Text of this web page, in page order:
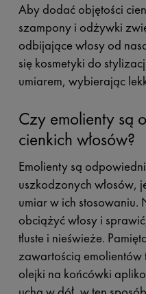
Aby dodać objętości
szampony i odżywki
odbijające włosy od
się kosmetyki do
umiarem, wybierając
Czy emolienty są
cienkich włosów?
Emolienty są
uszkodzonych włosów,
umiar w ich stosowaniu.
obciążyć włosy i
tłuste i nieświeże.
zawartością emolientów
olejki na końcówki